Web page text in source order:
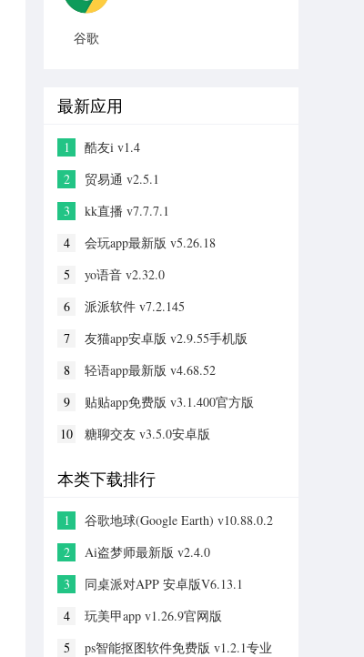
谷歌
最新应用
1
酷友i v1.4
2
贸易通 v2.5.1
3
kk直播 v7.7.7.1
4
会玩app最新版 v5.26.18
5
yo语音 v2.32.0
6
派派软件 v7.2.145
7
友猫app安卓版 v2.9.55手机版
8
轻语app最新版 v4.68.52
9
贴贴app免费版 v3.1.400官方版
10
糖聊交友 v3.5.0安卓版
本类下载排行
1
谷歌地球(Google Earth) v10.88.0.2
2
Ai盗梦师最新版 v2.4.0
3
同桌派对APP 安卓版V6.13.1
4
玩美甲app v1.26.9官网版
5
ps智能抠图软件免费版 v1.2.1专业